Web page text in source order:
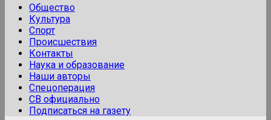
Общество
Культура
Спорт
Происшествия
Контакты
Наука и образование
Наши авторы
Спецоперация
СВ официально
Подписаться на газету